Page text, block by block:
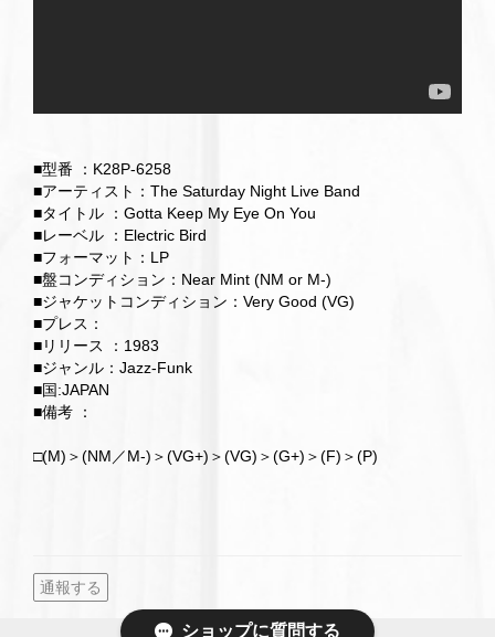
■型番 ：K28P-6258
■アーティスト：The Saturday Night Live Band
■タイトル ：Gotta Keep My Eye On You
■レーベル ：Electric Bird
■フォーマット：LP
■盤コンディション：Near Mint (NM or M-)
■ジャケットコンディション：Very Good (VG)
■プレス：
■リリース ：1983
■ジャンル：Jazz-Funk
■国:JAPAN
■備考 ：
□(M)＞(NM／M-)＞(VG+)＞(VG)＞(G+)＞(F)＞(P)
通報する
ショップに質問する